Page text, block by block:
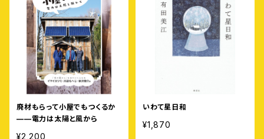
廃材もらって小屋でもつくるか
——電力は太陽と風から
¥2,200
いわて星日和
¥1,870